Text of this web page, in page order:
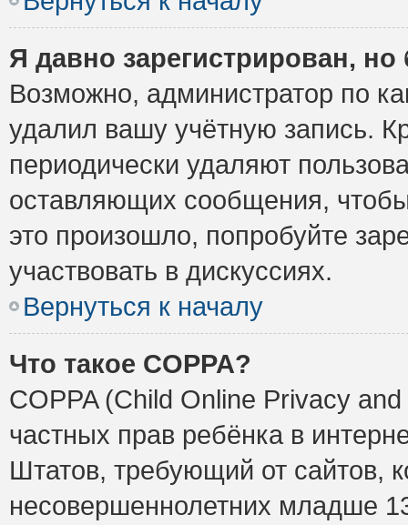
Я давно зарегистрирован,
Возможно, администратор по
удалил вашу учётную запись.
периодически удаляют
оставляющих сообщения,
это произошло, попробуйте
участвовать в дискуссиях.
Вернуться к началу
Что такое COPPA?
COPPA (Child Online Privacy
частных прав ребёнка в
Штатов, требующий от сайтов,
несовершеннолетних младше